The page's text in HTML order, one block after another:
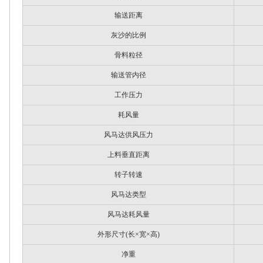
输送距离
灰沙的比例
骨料粒径
输送管内径
工作压力
耗风量
风马达供风压力
上料垂直距离
转子转速
风马达类型
风马达耗风量
外形尺寸(长×宽×高)
净重